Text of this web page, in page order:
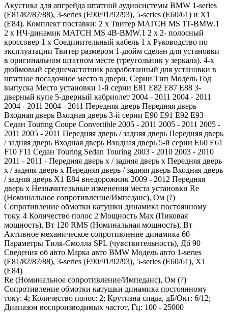
Акустика для апгрейда штатной аудиосистемы BMW 1-series
(E81/82/87/88), 3-series (E90/91/92/93), 5-series (E60/61) и X1
(E84). Комплект поставки: 2 x Твитер MATCH MS 1T-BMW.1
2 x НЧ-динамик MATCH MS 4B-BMW.1 2 x 2- полосный
кроссовер 1 x Соединительный кабель 1 x Руководство по
эксплуатации Твитер размером 1-дюйм сделан для установки
в оригинальном штатном месте (треугольник у зеркала). 4-х
дюймовый среднечастотник разработанный для установки в
штатное посадочное место в двери. Серии Тип Модель Год
выпуска Место установки 1-й серии E81 E82 E87 E88 3-
дверный купе 5-дверный кабриолет 2004 - 2011 2004 - 2011
2004 - 2011 2004 - 2011 Передняя дверь Передняя дверь
Входная дверь Входная дверь 3-й серии E90 E91 E92 E93
Седан Touring Coupe Convertible 2005 - 2011 2005 - 2011 2005 -
2011 2005 - 2011 Передняя дверь / задняя дверь Передняя дверь
/ задняя дверь Входная дверь Входная дверь 5-й серии E60 E61
F10 F11 Седан Touring Sedan Touring 2003 - 2010 2003 - 2010
2011 - 2011 - Передняя дверь x / задняя дверь x Передняя дверь
x / задняя дверь x Передняя дверь / задняя дверь Входная дверь
/ задняя дверь X1 E84 внедорожник 2009 - 2012 Передняя
дверь x Незначительные изменения места установки Re
(Номинальное сопротивление/Импеданс), Ом (?)
Сопротивление обмотки катушки динамика постоянному
току. 4 Количество полос 2 Мощность Max (Пиковая
мощность), Вт 120 RMS (Номинальная мощность), Вт
Активное механическое сопротивление динамика 60
Параметры Тиля-Смолла SPL (чувствительность), Дб 90
Сведения об авто Марка авто BMW Модель авто 1-series
(E81/82/87/88), 3-series (E90/91/92/93), 5-series (E60/61), X1
(E84)
Re (Номинальное сопротивление/Импеданс), Ом (?)
Сопротивление обмотки катушки динамика постоянному
току: 4; Количество полос: 2; Крутизна спада, дБ/Окт: 6/12;
Диапазон воспроизводимых частот, Гц: 100 - 25000